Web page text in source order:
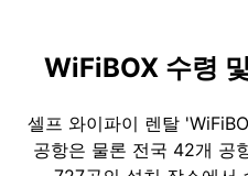
WiFiBOX 수령
셀프 와이파이 렌탈
공항은 물론 전국 42개 공